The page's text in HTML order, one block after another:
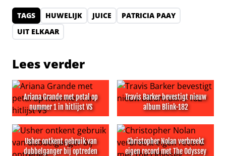
TAGS HUWELIJK JUICE
PATRICIA PAAY
UIT ELKAAR
Lees verder
Ariana Grande met petal op
nummer 1 in hitlijst VS
Ariana Grande met petal op nummer 1 in hitlijst VS
Travis Barker bevestigt nieuw
album Blink-182
Travis Barker bevestigt
Usher ontkent gebruik van
dubbelganger bij optreden
Christopher Nolan verbreekt
eigen record met The Odyssey